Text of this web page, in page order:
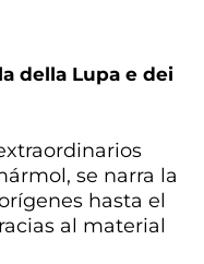
della Lupa e dei
se narra la
hasta el
al material